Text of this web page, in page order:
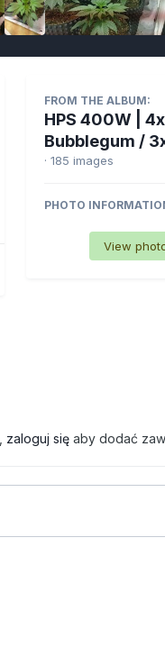
FROM THE ALBUM:
HPS 400W |
Bubblegum /
· 185 images
PHOTO
View
zaloguj się aby dodać